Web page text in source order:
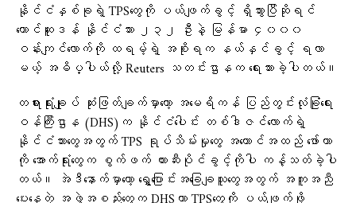
နိုင်ငံနှစ်ခုရဲ့ TPSတွေကို ပယ်ဖျက်ခွင့် ရှိသွားပြီဆိုရင်
တောင်ဆူဒန် နိုင်ငံသား ၂၃၂ ဦးနဲ့ မြန်မာ ၄၀၀၀
ဝန်းကျင်လောက်ကို ထရမ့်ရဲ့ အစိုးရက နယ်နှင်ခွင့် ရလာ
မယ့် အဓိပ္ပါယ်လို့ Reuters သတင်းဌာနက ရေးသားခဲ့ပါတယ်။
တရားရုံးချုပ် ဆုံးဖြတ်ချက်မှာတော့ အမေရိကန် ပြည်တွင်းလုံခြုံရေး
ဝန်ကြီးဌာန (DHS)က နိုင်ငံပေါင်း တစ်ဒါဇင်လောက်ရဲ့
နိုင်ငံသားတွေအတွက် TPS ရုပ်သိမ်းမှုတွေ အကောင်အထည် ဖော်တာ
ကို အောက်ရုံးတွေက စွက်ဖက် တားဆီးပိုင်ခွင့်ကိုပါ ကန့်သတ်ခဲ့ပါ
တယ်။ အဲဒီနောက်မှာတော့ ရွှေ့ပြောင်းအခြေချသူတွေအတွက် အကူအညီ